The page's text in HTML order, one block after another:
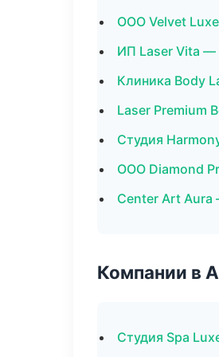
ООО Velvet
ИП Laser Vita —
Клиника Body
Laser Premium
Студия
ООО Diamond
Center Art Aura
Компании в
Студия Spa